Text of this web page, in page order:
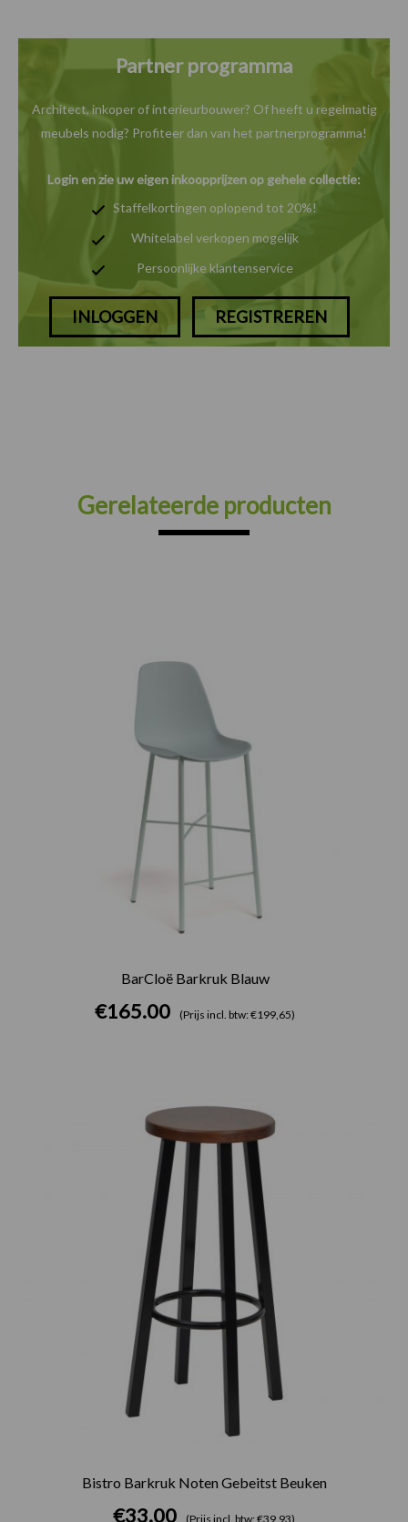
Partner programma
Architect, inkoper of interieurbouwer? Of heeft u regelmatig
meubels nodig? Profiteer dan van het partnerprogramma!
Login en zie uw eigen inkoopprijzen op gehele collectie:
Staffelkortingen oplopend tot 20%!
Whitelabel verkopen mogelijk
Persoonlijke klantenservice
INLOGGEN REGISTREREN
Gerelateerde producten
BarCloë Barkruk Blauw
€165.00 (Prijs incl. btw: €199,65)
Bistro Barkruk Noten Gebeitst Beuken
€33.00 (Prijs incl. btw: €39,93)